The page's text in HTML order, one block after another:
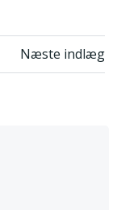
Næste indlæg